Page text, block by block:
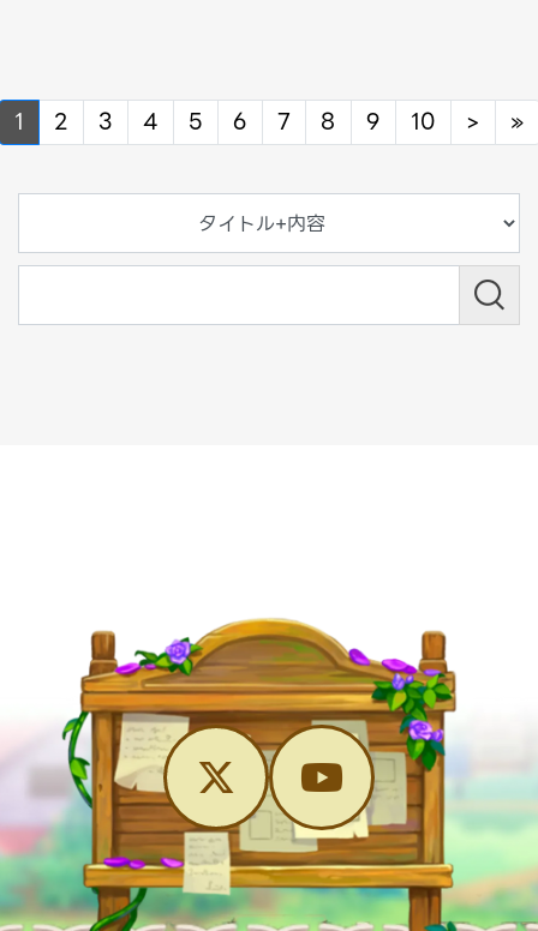
1 2 3 4 5 6 7 8 9 10 > Next
»